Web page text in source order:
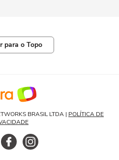
para o Topo
BRASIL LTDA | POLÍTICA DE